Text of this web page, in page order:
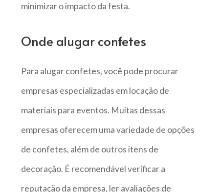
minimizar o impacto da festa.
Onde alugar confetes
Para alugar confetes, você pode procurar
empresas especializadas em locação de
materiais para eventos. Muitas dessas
empresas oferecem uma variedade de opções
de confetes, além de outros itens de
decoração. É recomendável verificar a
reputação da empresa, ler avaliações de